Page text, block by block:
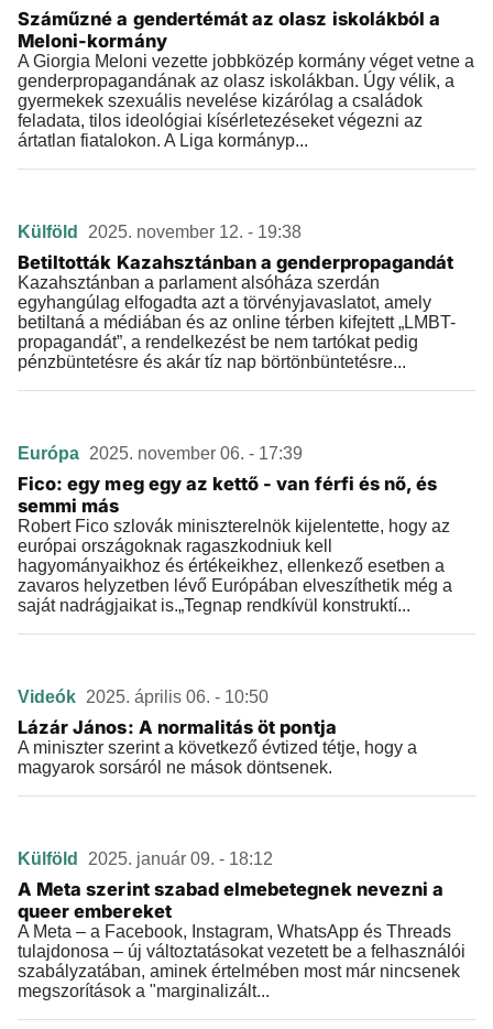
Száműzné a gendertémát az olasz iskolákból a
Meloni-kormány
A Giorgia Meloni vezette jobbközép kormány véget vetne a
genderpropagandának az olasz iskolákban. Úgy vélik, a
gyermekek szexuális nevelése kizárólag a családok
feladata, tilos ideológiai kísérletezéseket végezni az
ártatlan fiatalokon. A Liga kormányp...
Külföld 2025. november 12. - 19:38
Betiltották Kazahsztánban a genderpropagandát
Kazahsztánban a parlament alsóháza szerdán
egyhangúlag elfogadta azt a törvényjavaslatot, amely
betiltaná a médiában és az online térben kifejtett „LMBT-
propagandát”, a rendelkezést be nem tartókat pedig
pénzbüntetésre és akár tíz nap börtönbüntetésre...
Európa 2025. november 06. - 17:39
Fico: egy meg egy az kettő - van férfi és nő, és
semmi más
Robert Fico szlovák miniszterelnök kijelentette, hogy az
európai országoknak ragaszkodniuk kell
hagyományaikhoz és értékeikhez, ellenkező esetben a
zavaros helyzetben lévő Európában elveszíthetik még a
saját nadrágjaikat is.„Tegnap rendkívül konstruktí...
Videók 2025. április 06. - 10:50
Lázár János: A normalitás öt pontja
A miniszter szerint a következő évtized tétje, hogy a
magyarok sorsáról ne mások döntsenek.
Külföld 2025. január 09. - 18:12
A Meta szerint szabad elmebetegnek nevezni a
queer embereket
A Meta – a Facebook, Instagram, WhatsApp és Threads
tulajdonosa – új változtatásokat vezetett be a felhasználói
szabályzatában, aminek értelmében most már nincsenek
megszorítások a "marginalizált...